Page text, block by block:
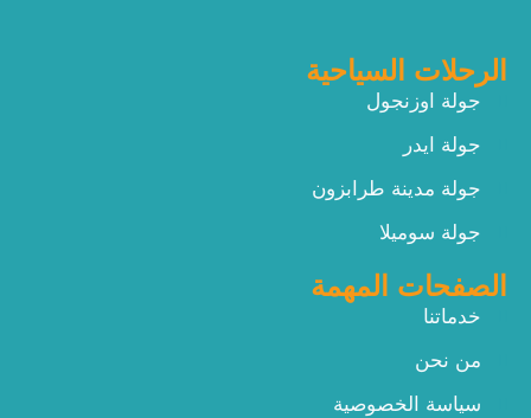
الرحلات السياحية
جولة اوزنجول
جولة ايدر
جولة مدينة طرابزون
جولة سوميلا
الصفحات المهمة
خدماتنا
من نحن
سياسة الخصوصية